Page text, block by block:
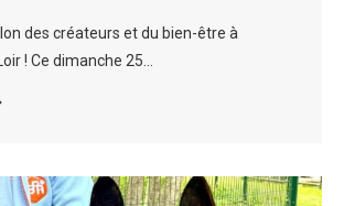
des créateurs et du bien-être à
! Ce dimanche 25…